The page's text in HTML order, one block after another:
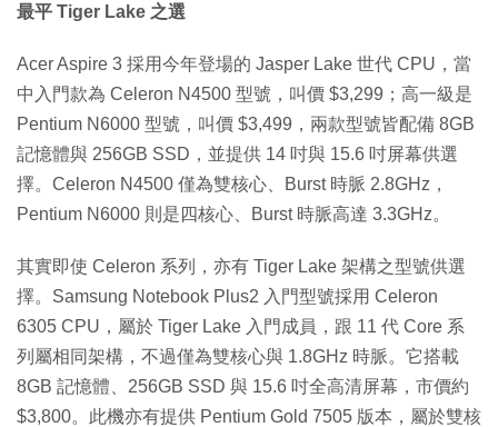
最平 Tiger Lake 之選
Acer Aspire 3 採用今年登場的 Jasper Lake 世代 CPU，當
中入門款為 Celeron N4500 型號，叫價 $3,299；高一級是
Pentium N6000 型號，叫價 $3,499，兩款型號皆配備 8GB
記憶體與 256GB SSD，並提供 14 吋與 15.6 吋屏幕供選
擇。Celeron N4500 僅為雙核心、Burst 時脈 2.8GHz，
Pentium N6000 則是四核心、Burst 時脈高達 3.3GHz。
其實即使 Celeron 系列，亦有 Tiger Lake 架構之型號供選
擇。Samsung Notebook Plus2 入門型號採用 Celeron
6305 CPU，屬於 Tiger Lake 入門成員，跟 11 代 Core 系
列屬相同架構，不過僅為雙核心與 1.8GHz 時脈。它搭載
8GB 記憶體、256GB SSD 與 15.6 吋全高清屏幕，市價約
$3,800。此機亦有提供 Pentium Gold 7505 版本，屬於雙核